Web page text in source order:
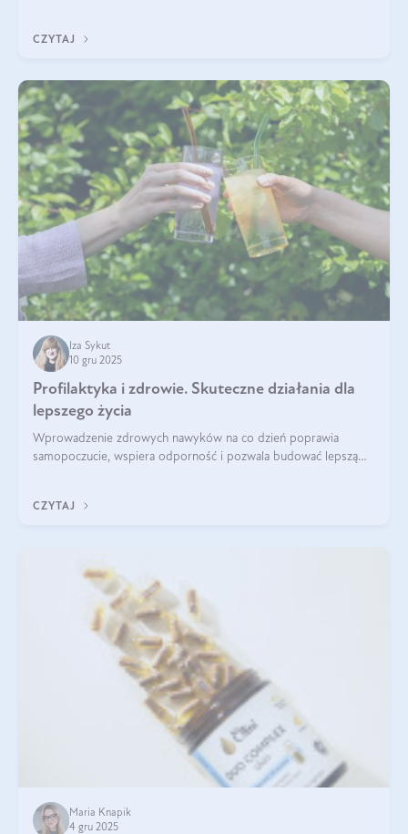
CZYTAJ
Iza Sykut
10 gru 2025
Profilaktyka i zdrowie. Skuteczne działania dla
lepszego życia
Wprowadzenie zdrowych nawyków na co dzień poprawia
samopoczucie, wspiera odporność i pozwala budować lepszą
CZYTAJ
Maria Knapik
4 gru 2025